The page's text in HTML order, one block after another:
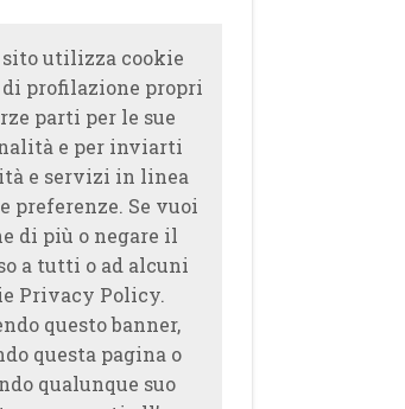
sito utilizza cookie
profilazione propri
parti per le sue
e per inviarti
e servizi in linea
preferenze. Se vuoi
di più o negare il
a tutti o ad alcuni
Privacy Policy.
questo banner,
questa pagina o
qualunque suo